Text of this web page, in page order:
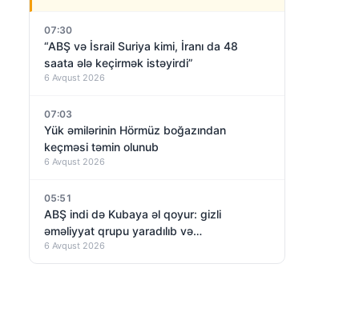
07:30
“ABŞ və İsrail Suriya kimi, İranı da 48
saata ələ keçirmək istəyirdi”
6 Avqust 2026
07:03
Yük əmilərinin Hörmüz boğazından
keçməsi təmin olunub
6 Avqust 2026
05:51
ABŞ indi də Kubaya əl qoyur: gizli
əməliyyat qrupu yaradılıb və…
6 Avqust 2026